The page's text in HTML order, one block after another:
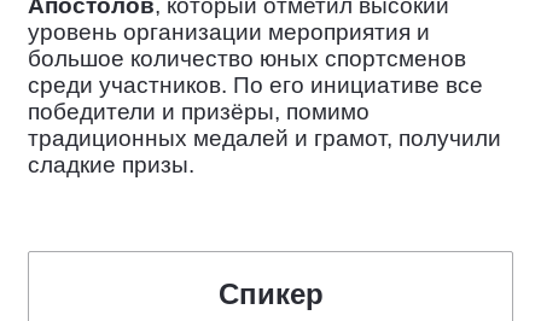
Апостолов, который отметил высокий
уровень организации мероприятия и
большое количество юных спортсменов
среди участников. По его инициативе все
победители и призёры, помимо
традиционных медалей и грамот, получили
сладкие призы.
Спикер